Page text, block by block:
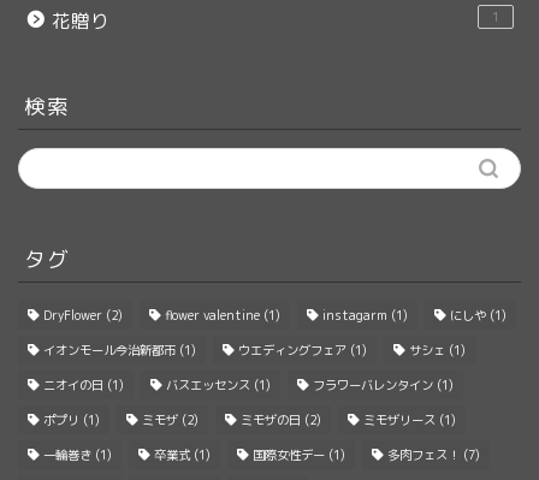
花贈り 1
検索
タグ
DryFlower (2) flower valentine (1) instagarm (1) にしや (1)
イオンモール今治新都市 (1) ウエディングフェア (1) サシェ (1)
ニオイの日 (1) バスエッセンス (1) フラワーバレンタイン (1)
ポプリ (1) ミモザ (2) ミモザの日 (2) ミモザリース (1)
一輪巻き (1) 卒業式(1) 国際女性デー (1) 多肉フェス！ (7)